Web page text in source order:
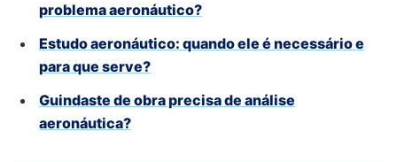
problema aeronáutico?
Estudo aeronáutico: quando ele é necessário e
para que serve?
Guindaste de obra precisa de análise
aeronáutica?